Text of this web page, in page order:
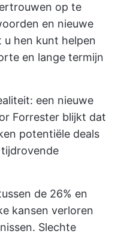
op te
en nieuwe
hen kunt helpen
en lange termijn
een nieuwe
Forrester blijkt dat
potentiële deals
de 26% en
kansen verloren
Slechte